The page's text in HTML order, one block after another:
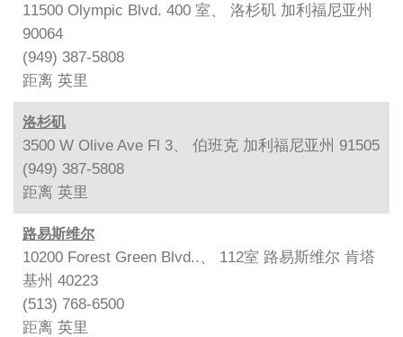
11500 Olympic Blvd. 400 室、 洛杉矶 加利福尼亚州
90064
(949) 387-5808
距离 英里
洛杉矶
3500 W Olive Ave Fl 3、 伯班克 加利福尼亚州 91505
(949) 387-5808
距离 英里
路易斯维尔
10200 Forest Green Blvd..、 112室 路易斯维尔 肯塔
基州 40223
(513) 768-6500
距离 英里